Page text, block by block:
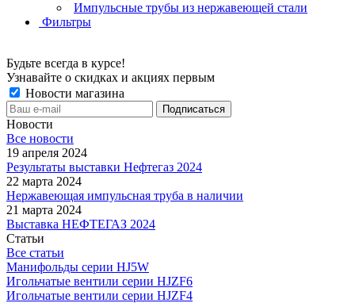
Импульсные трубы из нержавеющей стали
Фильтры
Будьте всегда в курсе!
Узнавайте о скидках и акциях первым
Новости магазина
Новости
Все новости
19 апреля 2024
Результаты выставки Нефтегаз 2024
22 марта 2024
Нержавеющая импульсная труба в наличии
21 марта 2024
Выставка НЕФТЕГАЗ 2024
Статьи
Все статьи
Манифольды серии HJ5W
Игольчатые вентили серии HJZF6
Игольчатые вентили серии HJZF4